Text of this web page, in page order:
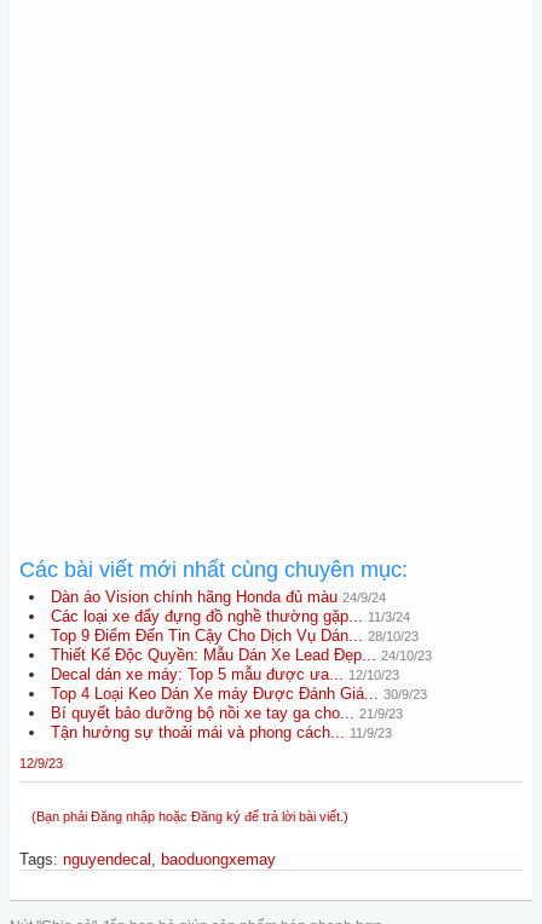
Các bài viết mới nhất cùng chuyên mục:
Dàn áo Vision chính hãng Honda đủ màu 24/9/24
Các loại xe đẩy đựng đồ nghề thường gặp... 11/3/24
Top 9 Điểm Đến Tin Cậy Cho Dịch Vụ Dán... 28/10/23
Thiết Kế Độc Quyền: Mẫu Dán Xe Lead Đẹp... 24/10/23
Decal dán xe máy: Top 5 mẫu được ưa... 12/10/23
Top 4 Loại Keo Dán Xe máy Được Đánh Giá... 30/9/23
Bí quyết bảo dưỡng bộ nồi xe tay ga cho... 21/9/23
Tận hưởng sự thoải mái và phong cách... 11/9/23
12/9/23
(Bạn phải Đăng nhập hoặc Đăng ký để trả lời bài viết.)
Tags: nguyendecal baoduongxemay